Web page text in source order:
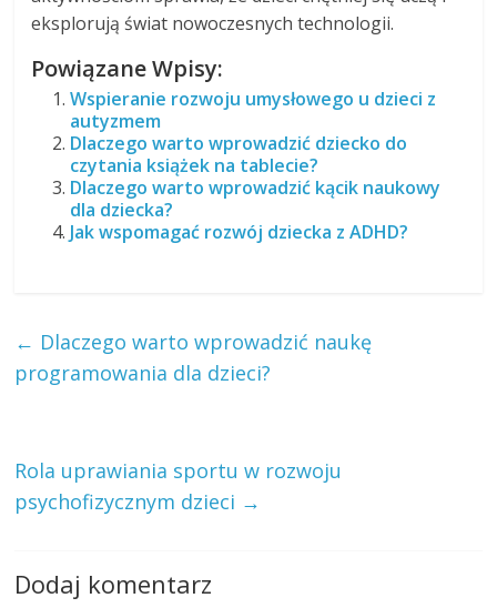
eksplorują świat nowoczesnych technologii.
Powiązane Wpisy:
Wspieranie rozwoju umysłowego u dzieci z
autyzmem
Dlaczego warto wprowadzić dziecko do
czytania książek na tablecie?
Dlaczego warto wprowadzić kącik naukowy
dla dziecka?
Jak wspomagać rozwój dziecka z ADHD?
← Dlaczego warto wprowadzić naukę
programowania dla dzieci?
Rola uprawiania sportu w rozwoju
psychofizycznym dzieci →
Dodaj komentarz